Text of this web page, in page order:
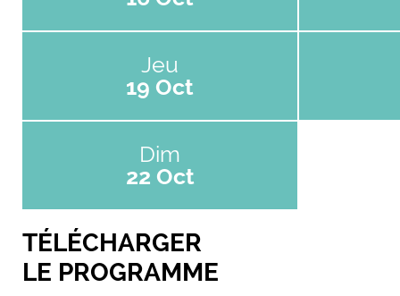
Jeu
19 Oct
Dim
22 Oct
TÉLÉCHARGER
LE PROGRAMME